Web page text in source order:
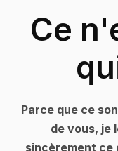
Ce
Parce que ce
de vous, je
sincèrement ce